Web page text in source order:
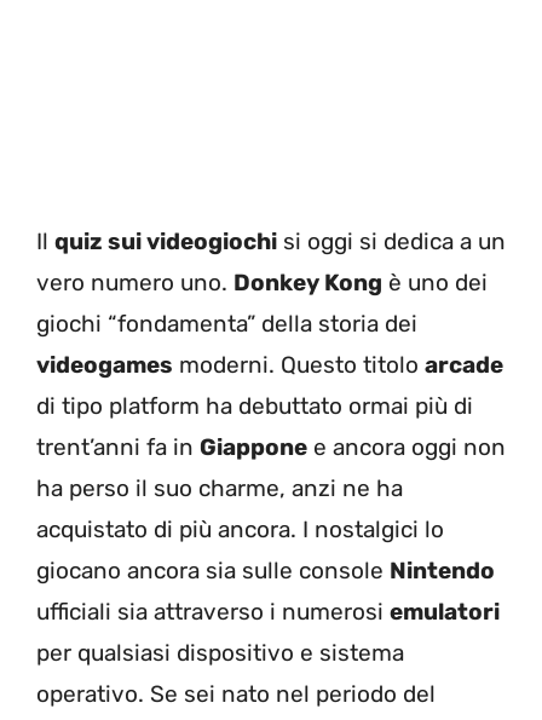
Il quiz sui videogiochi si oggi si dedica a un
vero numero uno. Donkey Kong è uno dei
giochi “fondamenta” della storia dei
videogames moderni. Questo titolo arcade
di tipo platform ha debuttato ormai più di
trent’anni fa in Giappone e ancora oggi non
ha perso il suo charme, anzi ne ha
acquistato di più ancora. I nostalgici lo
giocano ancora sia sulle console Nintendo
ufficiali sia attraverso i numerosi emulatori
per qualsiasi dispositivo e sistema
operativo. Se sei nato nel periodo del